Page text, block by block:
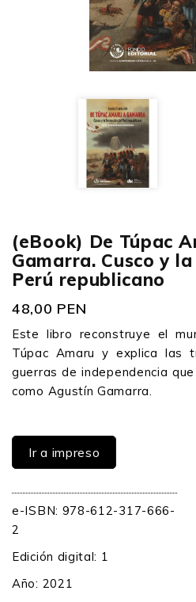
(eBook) De Túpac
Gamarra. Cusco y
Perú republicano
48,00 PEN
Este libro reconstruye el
Túpac Amaru y explica las
guerras de independencia
como Agustín Gamarra.
Ir a impreso
e-ISBN: 978-612-317-666-
2
Edición digital: 1
Año: 2021